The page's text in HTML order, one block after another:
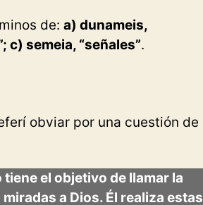
de: a) dunameis,
c) semeia, “señales”.
obviar por una cuestión de
el objetivo de llamar la
a Dios. Él realiza estas